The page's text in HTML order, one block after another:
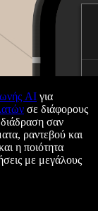
AI για
σε διάφορους
σαν
ραντεβού και
η ποιότητα
με μεγάλους